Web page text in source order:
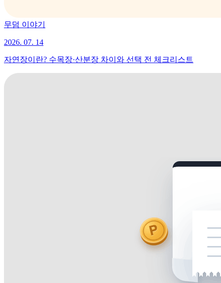
무덤 이야기
2026. 07. 14
자연장이란? 수목장·산분장 차이와 선택 전 체크리스트